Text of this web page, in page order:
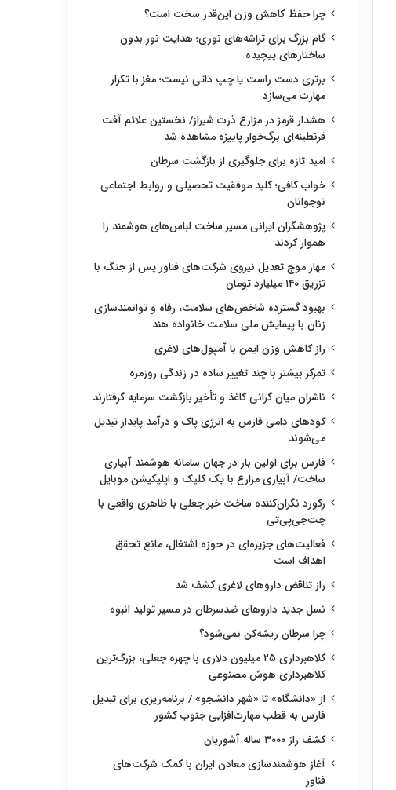
چرا حفظ کاهش وزن این‌قدر سخت است؟
گام بزرگ برای تراشه‌های نوری؛ هدایت نور بدون
ساختارهای پیچیده
برتری دست راست یا چپ ذاتی نیست؛ مغز با تکرار
مهارت می‌سازد
هشدار قرمز در مزارع ذرت شیراز/ نخستین علائم آفت
قرنطینه‌ای برگ‌خوار پاییزه مشاهده شد
امید تازه برای جلوگیری از بازگشت سرطان
خواب کافی؛ کلید موفقیت تحصیلی و روابط اجتماعی
نوجوانان
پژوهشگران ایرانی مسیر ساخت لباس‌های هوشمند را
هموار کردند
مهار موج تعدیل نیروی شرکت‌های فناور پس از جنگ با
تزریق ۱۴۰ میلیارد تومان
بهبود گسترده شاخص‌های سلامت، رفاه و توانمندسازی
زنان با پیمایش ملی سلامت خانواده هند
راز کاهش وزن ایمن با آمپول‌های لاغری
تمرکز بیشتر با چند تغییر ساده در زندگی روزمره
ناشران میان گرانی کاغذ و تأخیر بازگشت سرمایه گرفتارند
کودهای دامی فارس به انرژی پاک و درآمد پایدار تبدیل
می‌شوند
فارس برای اولین بار در جهان سامانه هوشمند آبیاری
ساخت/ آبیاری مزارع با یک کلیک و اپلیکیشن موبایل
رکورد نگران‌کننده ساخت خبر جعلی با ظاهری واقعی با
چت‌جی‌پی‌تی
فعالیت‌های جزیره‌ای در حوزه اشتغال، مانع تحقق
اهداف است
راز تناقض داروهای لاغری کشف شد
نسل جدید داروهای ضدسرطان در مسیر تولید انبوه
چرا سرطان ریشه‌کن نمی‌شود؟
کلاهبرداری ۲۵ میلیون دلاری با چهره جعلی، بزرگ‌ترین
کلاهبرداری هوش مصنوعی
از «دانشگاه» تا «شهر دانشجو» / برنامه‌ریزی برای تبدیل
فارس به قطب مهارت‌افزایی جنوب کشور
کشف راز ۳۰۰۰ ساله آشوریان
آغاز هوشمندسازی معادن ایران با کمک شرکت‌های
فناور